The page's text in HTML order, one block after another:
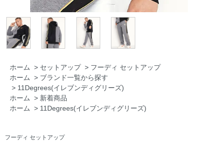
ホーム > セットアップ > フーディ セットアップ
ホーム
> ブランド一覧から探す
> 11Degrees(イレブンディグリーズ)
ホーム
> 新着商品
ホーム
> 11Degrees(イレブンディグリーズ)
フーディ セットアップ